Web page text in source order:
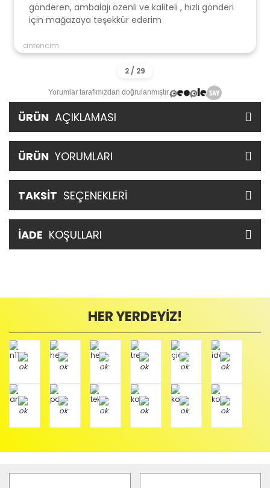
gönderen, ambalajı özenli ve kaliteli , hızlı gönderi
için mağazaya teşekkür ederim
antencim
Yorumlar tarafımızdan doğrulanmıştır.
ÜRÜN AÇIKLAMASI
ÜRÜN YORUMLARI
TAKSİT SEÇENEKLERİ
İADE KOŞULLARI
HER YERDEYİZ!